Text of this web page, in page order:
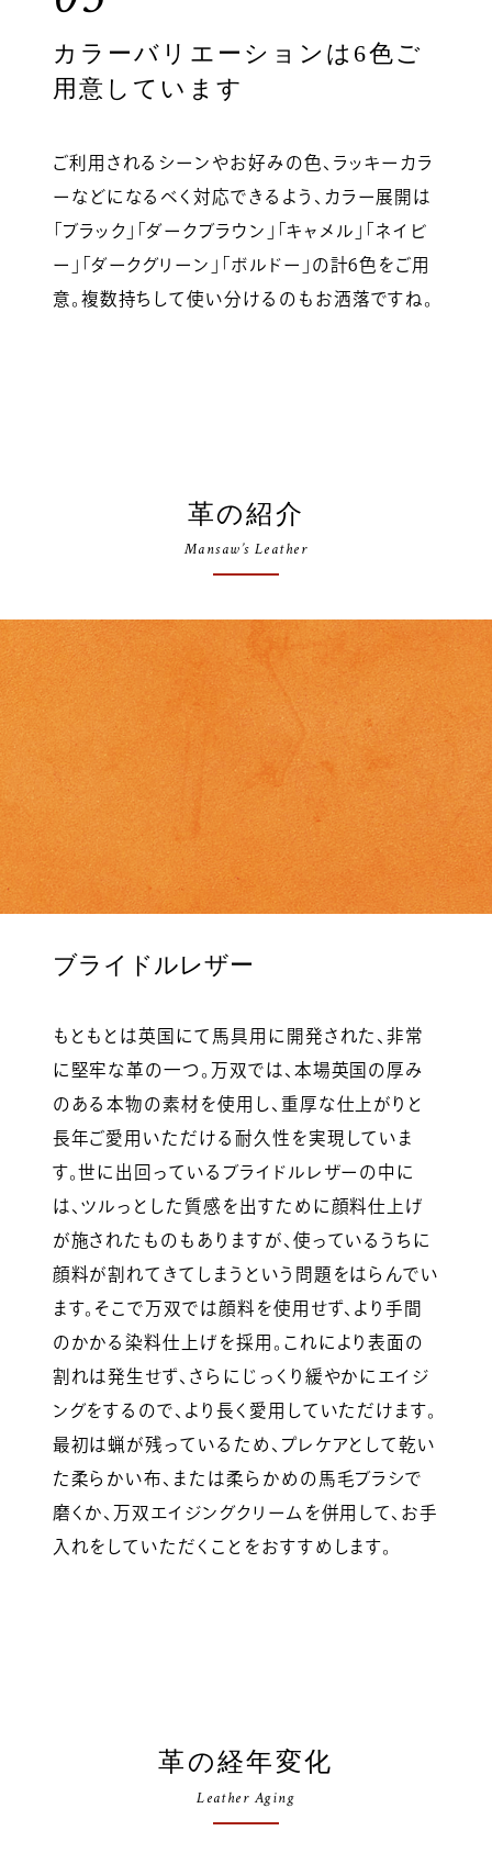
カラーバリエーションは6色ご
用意しています
ご利用されるシーンやお好みの色、ラッキーカラ
ーなどになるべく対応できるよう、カラー展開は
「ブラック」「ダークブラウン」「キャメル」「ネイビ
ー」「ダークグリーン」「ボルドー」の計6色をご用
意。複数持ちして使い分けるのもお洒落ですね。
革の紹介
Mansaw’s Leather
ブライドルレザー
もともとは英国にて馬具用に開発された、非常
に堅牢な革の一つ。万双では、本場英国の厚み
のある本物の素材を使用し、重厚な仕上がりと
長年ご愛用いただける耐久性を実現していま
す。世に出回っているブライドルレザーの中に
は、ツルっとした質感を出すために顔料仕上げ
が施されたものもありますが、使っているうちに
顔料が割れてきてしまうという問題をはらんでい
ます。そこで万双では顔料を使用せず、より手間
のかかる染料仕上げを採用。これにより表面の
割れは発生せず、さらにじっくり緩やかにエイジ
ングをするので、より長く愛用していただけます。
最初は蝋が残っているため、プレケアとして乾い
た柔らかい布、または柔らかめの馬毛ブラシで
磨くか、万双エイジングクリームを併用して、お手
入れをしていただくことをおすすめします。
革の経年変化
Leather Aging